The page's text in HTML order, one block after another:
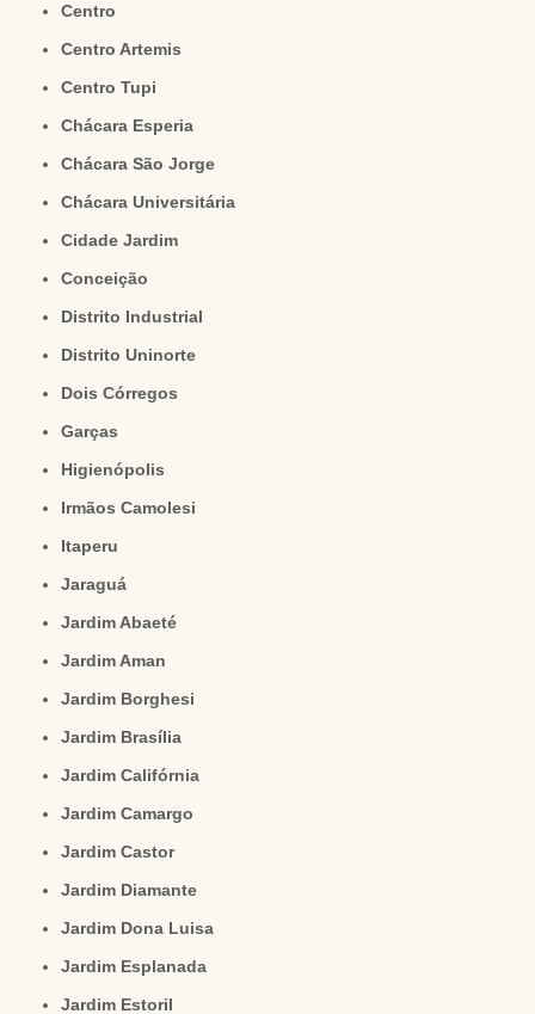
Centro
Centro Artemis
Centro Tupi
Chácara Esperia
Chácara São Jorge
Chácara Universitária
Cidade Jardim
Conceição
Distrito Industrial
Distrito Uninorte
Dois Córregos
Garças
Higienópolis
Irmãos Camolesi
Itaperu
Jaraguá
Jardim Abaeté
Jardim Aman
Jardim Borghesi
Jardim Brasília
Jardim Califórnia
Jardim Camargo
Jardim Castor
Jardim Diamante
Jardim Dona Luisa
Jardim Esplanada
Jardim Estoril